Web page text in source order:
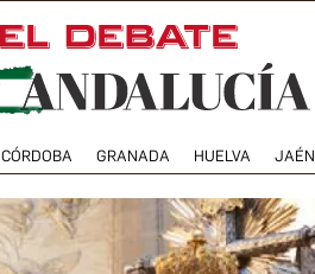
CÓRDOBA GRANADA HUELVA JAÉN